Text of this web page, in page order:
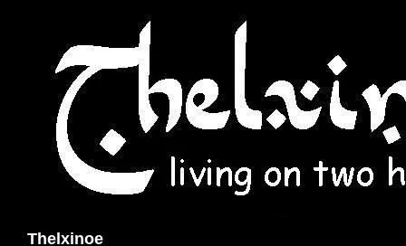
Thelxinoe